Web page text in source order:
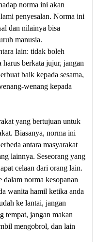
norma ini akan
penyesalan. Norma ini
dan nilainya bisa
manusia.
lain: tidak boleh
berkata jujur, jangan
baik kepada sesama,
wenang kepada
yang bertujuan untuk
Biasanya, norma ini
antara masyarakat
lainnya. Seseorang yang
celaan dari orang lain.
norma kesopanan
wanita hamil ketika anda
ke lantai, jangan
tempat, jangan makan
mengobrol, dan lain